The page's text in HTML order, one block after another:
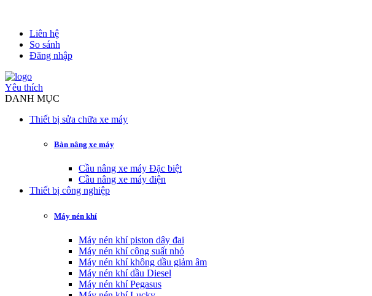
Liên hệ
So sánh
Đăng nhập
Yêu thích
DANH MỤC
Thiết bị sửa chữa xe máy
Bàn nâng xe máy
Cầu nâng xe máy Đặc biệt
Cầu nâng xe máy điện
Thiết bị công nghiệp
Máy nén khí
Máy nén khí piston dây đai
Máy nén khí công suất nhỏ
Máy nén khí không dầu giảm âm
Máy nén khí dầu Diesel
Máy nén khí Pegasus